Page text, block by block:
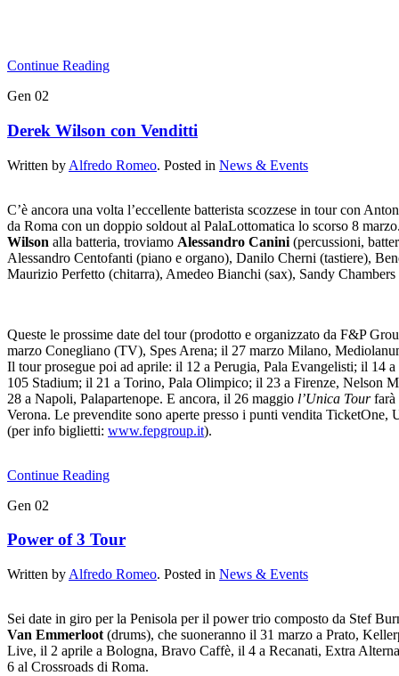
Continue Reading
Gen 02
Derek Wilson con Venditti
Written by Alfredo Romeo. Posted in News & Events
C’è ancora una volta l’eccellente batterista scozzese in tour con
da Roma con un doppio soldout al PalaLottomatica lo scorso 8
Wilson alla batteria, troviamo Alessandro Canini (percussioni,
Alessandro Centofanti (piano e organo), Danilo Cherni (tastiere),
Maurizio Perfetto (chitarra), Amedeo Bianchi (sax), Sandy
Queste le prossime date del tour (prodotto e organizzato da F&P
marzo Conegliano (TV), Spes Arena; il 27 marzo Milano,
Il tour prosegue poi ad aprile: il 12 a Perugia, Pala Evangelisti; il 14
105 Stadium; il 21 a Torino, Pala Olimpico; il 23 a Firenze, Nelson
28 a Napoli, Palapartenope. E ancora, il 26 maggio l’Unica Tourfarà
Verona. Le prevendite sono aperte presso i punti vendita
(per info biglietti: www.fepgroup.it).
Continue Reading
Gen 02
Power of 3 Tour
Written by Alfredo Romeo. Posted in News & Events
Sei date in giro per la Penisola per il power trio composto da Stef
Van Emmerloot (drums), che suoneranno il 31 marzo a Prato,
Live, il 2 aprile a Bologna, Bravo Caffè, il 4 a Recanati, Extra
6 al Crossroads di Roma.